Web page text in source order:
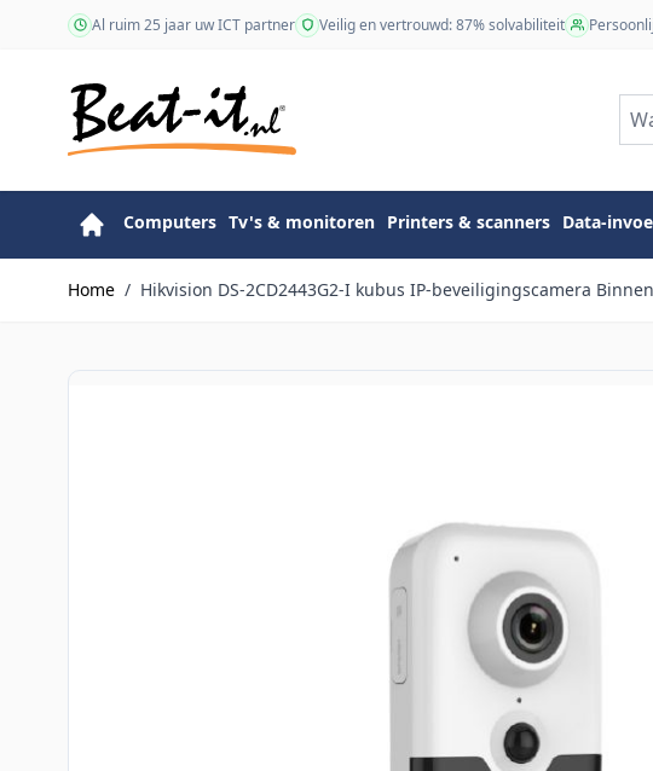
Ga naar de inhoudAl ruim 25 jaar uw ICT partner Veilig en vertrouwd: 87% solvabiliteit
Computers Tv's & monitoren Printers & scanners Data-
Home / Hikvision DS-2CD2443G2-I kubus IP-beveiligingscamera